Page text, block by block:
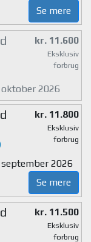
Se mere
kr. 11.600
Eksklusiv
forbrug
oktober 2026
kr. 11.800
Eksklusiv
forbrug
2026
Se mere
kr. 11.500
Eksklusiv
forbrug